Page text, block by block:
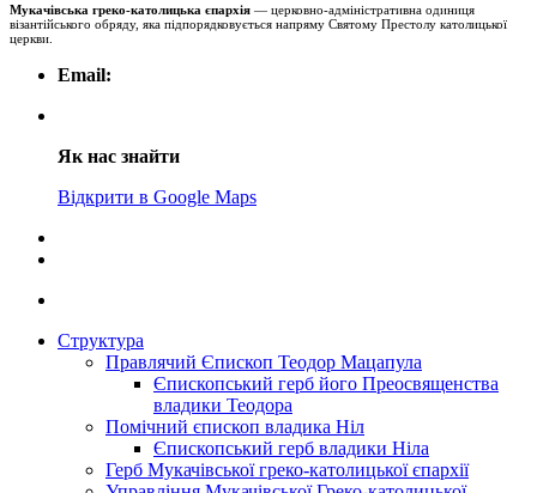
Мукачівська греко-католицька єпархія — церковно-адміністративна одиниця
візантійського обряду, яка підпорядковується напряму Святому Престолу католицької
церкви.
Email:
Як нас знайти
Відкрити в Google Maps
Структура
Правлячий Єпископ Теодор Мацапула
Єпископський герб його Преосвященства
владики Теодора
Помічний єпископ владика Ніл
Єпископський герб владики Ніла
Герб Мукачівської греко-католицької єпархії